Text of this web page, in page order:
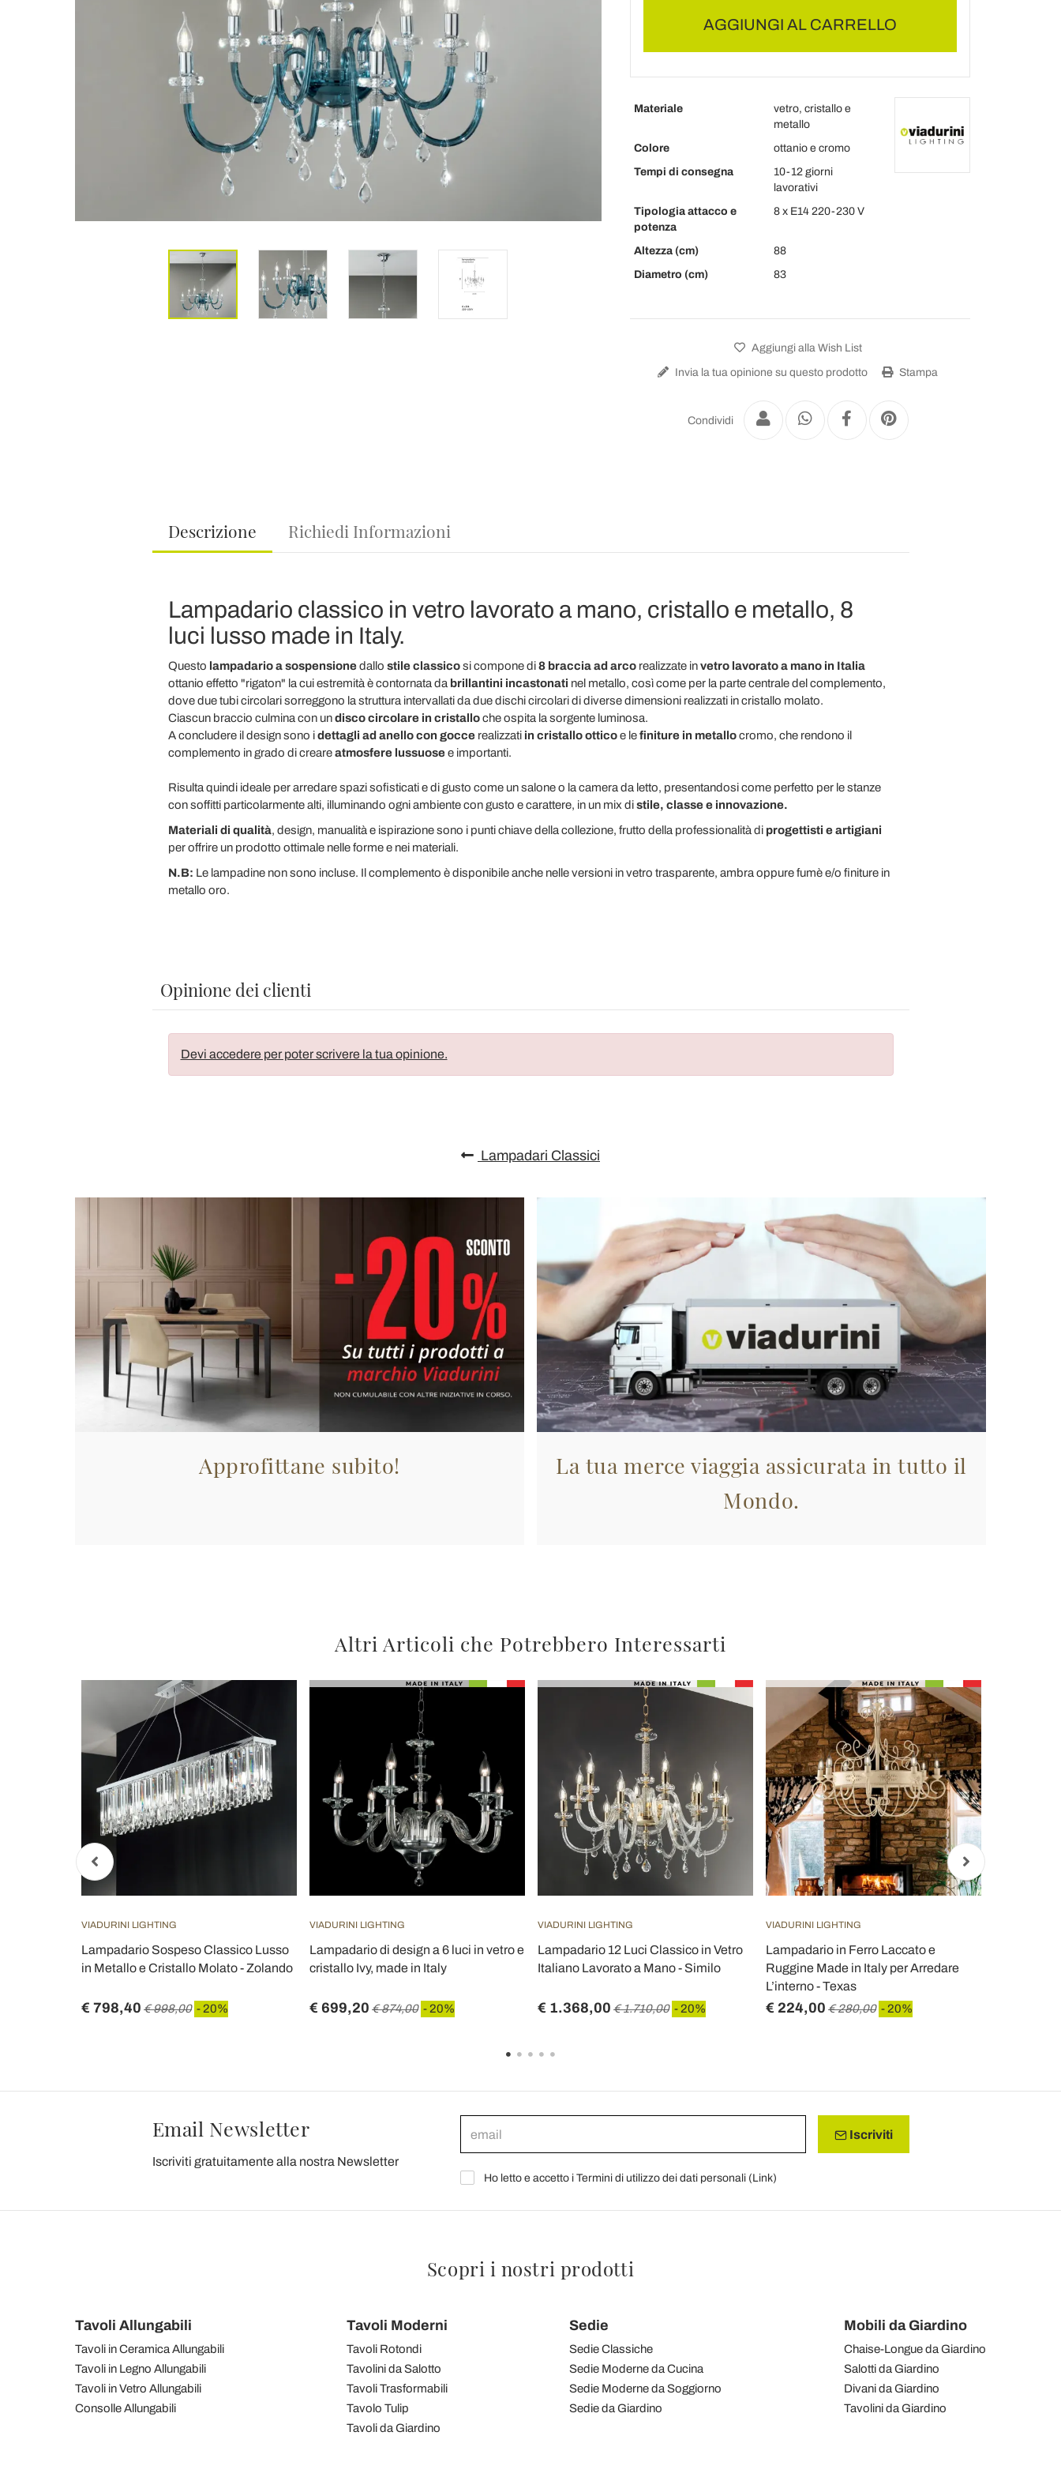
AGGIUNGI AL CARRELLO
Materiale
vetro, cristallo e
metallo
Colore
ottanio e cromo
Tempi di consegna
10-12 giorni
lavorativi
Tipologia attacco e
potenza
8 x E14 220-230 V
Altezza (cm)
88
Diametro (cm)
83
Aggiungi alla Wish List
Invia la tua opinione su questo prodotto Stampa
Condividi
Descrizione Richiedi Informazioni
Lampadario classico in vetro lavorato a mano, cristallo e metallo, 8
luci lusso made in Italy.
Questo lampadario a sospensionedallo stile classicosi compone di8 braccia ad arcorealizzate invetro lavorato a mano in Italia
ottanio effetto "rigaton" la cui estremità è contornata da brillantini incastonati nel metallo, così come per la parte centrale del complemento,
dove due tubi circolari sorreggono la struttura intervallati da due dischi circolari di diverse dimensioni realizzati in cristallo molato.
Ciascun braccio culmina con undisco circolare in cristalloche ospita la sorgente luminosa.
A concludere il design sono idettagli ad anello con goccerealizzati in cristallo otticoe lefiniture in metallocromo, che rendono il
complemento in grado di creareatmosfere lussuosee importanti.
Risulta quindi ideale per arredare spazi sofisticati e di gusto come un salone o la camera da letto, presentandosi come perfetto per le stanze
con soffitti particolarmente alti, illuminando ogni ambiente con gusto e carattere, in un mix distile, classe e innovazione.
Materiali di qualità, design, manualità e ispirazione sono i punti chiave della collezione, frutto della professionalità di progettisti e artigiani
per offrire un prodotto ottimale nelle forme e nei materiali.
N.B: Le lampadine non sono incluse. Il complemento è disponibile anche nelle versioni in vetro trasparente, ambra oppure fumè e/o finiture in
metallo oro.
Opinione dei clienti
Devi accedere per poter scrivere la tua opinione.
Lampadari Classici
Approfittane subito!
La tua merce viaggia assicurata in tutto il
Mondo.
Altri Articoli che Potrebbero Interessarti
VIADURINI LIGHTING
Lampadario Sospeso Classico Lusso
in Metallo e Cristallo Molato - Zolando
€ 798,40 € 998,00 - 20%
VIADURINI LIGHTING
Lampadario di design a 6 luci in vetro e
cristallo Ivy, made in Italy
€ 699,20 € 874,00 - 20%
VIADURINI LIGHTING
Lampadario 12 Luci Classico in Vetro
Italiano Lavorato a Mano - Similo
€ 1.368,00 € 1.710,00 - 20%
VIADURINI LIGHTING
Lampadario in Ferro Laccato e
Ruggine Made in Italy per Arredare
L’interno - Texas
€ 224,00 € 280,00 - 20%
Email Newsletter
Iscriviti gratuitamente alla nostra Newsletter
Iscriviti
Ho letto e accetto i Termini di utilizzo dei dati personali (Link)
Scopri i nostri prodotti
Tavoli Allungabili
Tavoli in Ceramica Allungabili
Tavoli in Legno Allungabili
Tavoli in Vetro Allungabili
Consolle Allungabili
Tavoli Moderni
Tavoli Rotondi
Tavolini da Salotto
Tavoli Trasformabili
Tavolo Tulip
Tavoli da Giardino
Sedie
Sedie Classiche
Sedie Moderne da Cucina
Sedie Moderne da Soggiorno
Sedie da Giardino
Mobili da Giardino
Chaise-Longue da Giardino
Salotti da Giardino
Divani da Giardino
Tavolini da Giardino